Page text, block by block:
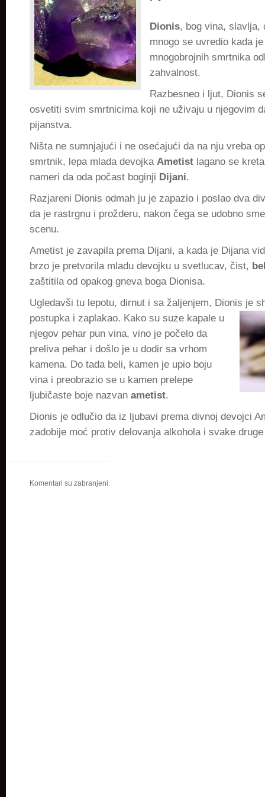
Dionis, bog vina, slavlja,
mnogo se uvredio kada
mnogobrojnih smrtnika
zahvalnost.
Razbesneo i ljut, Dionis
osvetiti svim smrtnicima koji ne uživaju u njegovim
pijanstva.
Ništa ne sumnjajući i ne osećajući da na nju vreba
smrtnik, lepa mlada devojka Ametist lagano se
nameri da oda počast boginji Dijani.
Razjareni Dionis odmah ju je zapazio i poslao dva
da je rastrgnu i prožderu, nakon čega se udobno
scenu.
Ametist je zavapila prema Dijani, a kada je Dijana
brzo je pretvorila mladu devojku u svetlucav, čist,
zaštitila od opakog gneva boga Dionisa.
Ugledavši tu lepotu, dirnut i sa žaljenjem, Dionis je
postupka i zaplakao. Kako su suze kapale u
njegov pehar pun vina, vino je počelo da
preliva pehar i došlo je u dodir sa vrhom
kamena. Do tada beli, kamen je upio boju
vina i preobrazio se u kamen prelepe
ljubičaste boje nazvan ametist.
Dionis je odlučio da iz ljubavi prema divnoj devojci
zadobije moć protiv delovanja alkohola i svake
Komentari su zabranjeni.